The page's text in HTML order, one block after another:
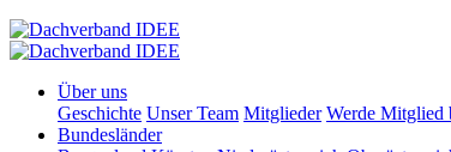
Über uns
Geschichte Unser Team Mitglieder Werde Mitglied
Bundesländer